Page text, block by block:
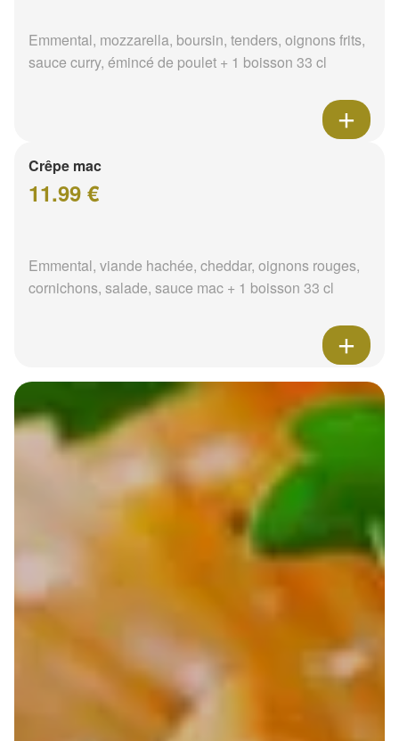
Emmental, mozzarella, boursin, tenders, oignons frits,
sauce curry, émincé de poulet + 1 boisson 33 cl
Crêpe mac
11.99 €
Emmental, viande hachée, cheddar, oignons rouges,
cornichons, salade, sauce mac + 1 boisson 33 cl